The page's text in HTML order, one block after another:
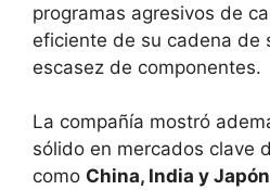
programas agresivos de
eficiente de su cadena de
escasez de componentes.
La compañía mostró
sólido en mercados clave
como China, India y Japón